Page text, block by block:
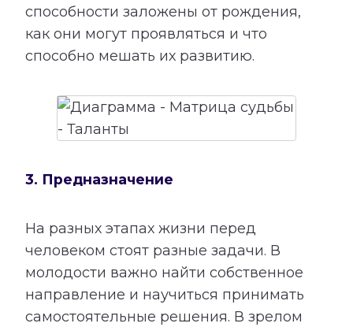
способности заложены от рождения,
как они могут проявляться и что
способно мешать их развитию.
3. Предназначение
На разных этапах жизни перед
человеком стоят разные задачи. В
молодости важно найти собственное
направление и научиться принимать
самостоятельные решения. В зрелом